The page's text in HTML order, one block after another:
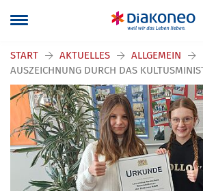
START AKTUELLES
ALLGEMEIN
AUSZEICHNUNG DURCH DAS